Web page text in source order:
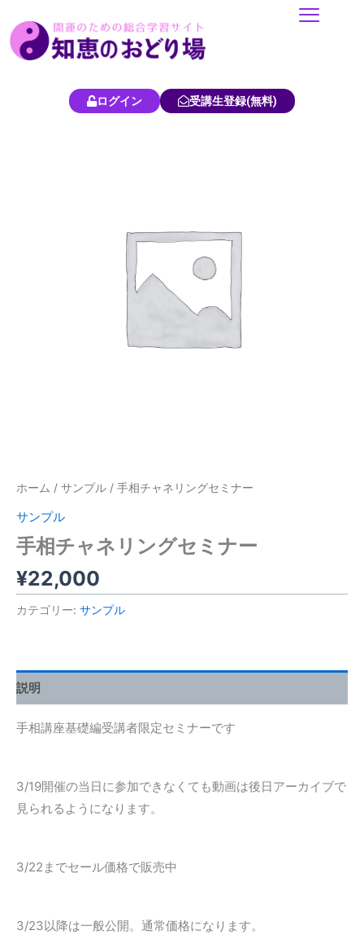
容
ログイン 受講生登録(無料)
ホーム / サンプル / 手相チャネリングセミナー
サンプル
手相チャネリングセミナー
¥22,000
カテゴリー: サンプル
説明
手相講座基礎編受講者限定セミナーです
3/19開催の当日に参加できなくても動画は後日アーカイブで
見られるようになります。
3/22までセール価格で販売中
3/23以降は一般公開。通常価格になります。